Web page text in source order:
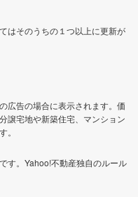
はそのうちの１つ以上に更新が
広告の場合に表示されます。価
譲宅地や新築住宅、マンション
。
す。Yahoo!不動産独自のルール